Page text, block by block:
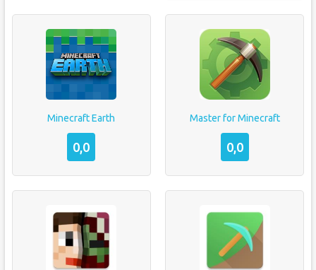
Minecraft Earth
0,0
Master for Minecraft
0,0